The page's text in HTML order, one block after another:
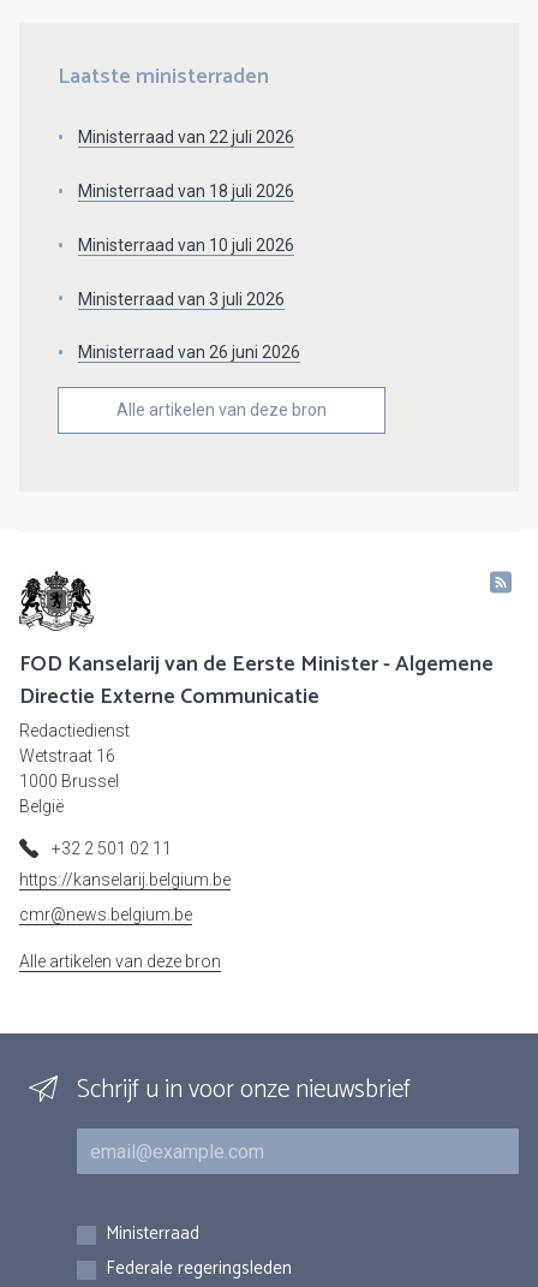
Laatste ministerraden
Ministerraad van 22 juli 2026
Ministerraad van 18 juli 2026
Ministerraad van 10 juli 2026
Ministerraad van 3 juli 2026
Ministerraad van 26 juni 2026
Alle artikelen van deze bron
FOD Kanselarij van de Eerste Minister - Algemene
Directie Externe Communicatie
Redactiedienst
Wetstraat 16
1000 Brussel
België
+32 2 501 02 11
https://kanselarij.belgium.be
cmr@news.belgium.be
Alle artikelen van deze bron
Schrijf u in voor onze nieuwsbrief
E-mail
Inschrijvingen
Ministerraad
Federale regeringsleden